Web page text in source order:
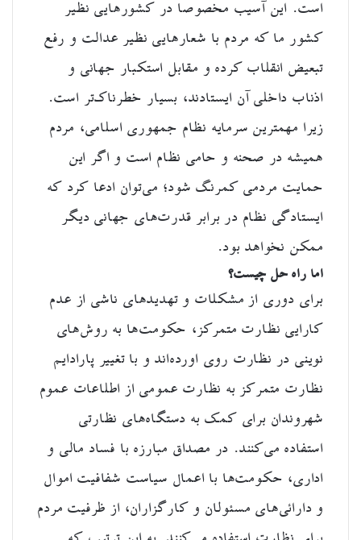
است. این آسیب مخصوصا در کشورهایی نظیر
کشور ما که مردم با شعارهایی نظیر عدالت و رفع
تبعیض انقلاب کرده و مقابل استکبار جهانی و
اذناب داخلی آن ایستادند، بسیار خطرناک‌تر است.
زیرا مهمترین سرمایه نظام جمهوری اسلامی، مردم
همیشه در صحنه و حامی نظام است و اگر این
حمایت مردمی کمرنگ شود؛ می‌توان ادعا کرد که
ایستادگی نظام در برابر قدرت‌های جهانی دیگر
ممکن نخواهد بود.
اما راه حل چیست؟
برای دوری از مشکلات و تهدیدهای ناشی از عدم
کارایی نظارت متمرکز، حکومت‌ها به روش‌های
نوینی در نظارت روی اورده‌اند و با تغییر پارادایم
نظارت متمرکز به نظارت عمومی از اطلاعات عموم
شهروندان برای کمک به دستگاه‌های نظارتی
استفاده می‌کنند. در مصداق مبارزه با فساد مالی و
اداری،‌ حکومت‌ها با اعمال سیاست شفافیت اموال
و دارائی‌های مسئولان و کارگزاران، از ظرفیت مردم